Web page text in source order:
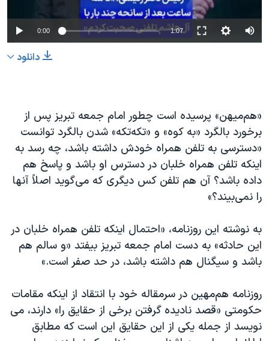
0:00 1:07
دانلود
«هم‌میهن» پرسیده است چطور امام جمعه تبریز پس از
برخورد بالگرد «به کوه» و «تکه‌تکه» شدن بالگرد توانست
«دسترسی به تلفن همراه خودش داشته باشد، چه رسد به
اینکه تلفن همراه خلبان در دسترس او باشد و پاسخ هم
داده باشد؟ آن هم تلفن کس دیگری که می‌گوید اصلاً آنها
را نمی‌بیند؟»
به نوشته این روزنامه، «احتمال اینکه تلفن همراه خلبان در
این حادثه» به دست امام جمعه تبریز بیفتد «و سالم هم
باشد و سیگنال هم داشته باشد، در حد صفر است.»
روزنامه هم‌مهین در سرمقاله خود با انتقاد از اینکه مقامات
حکومتی «قصد نادیده گرفتن برخی از حقایق را» دارند، می
نویسد از جمله یکی از این حقایق این است که مطابق